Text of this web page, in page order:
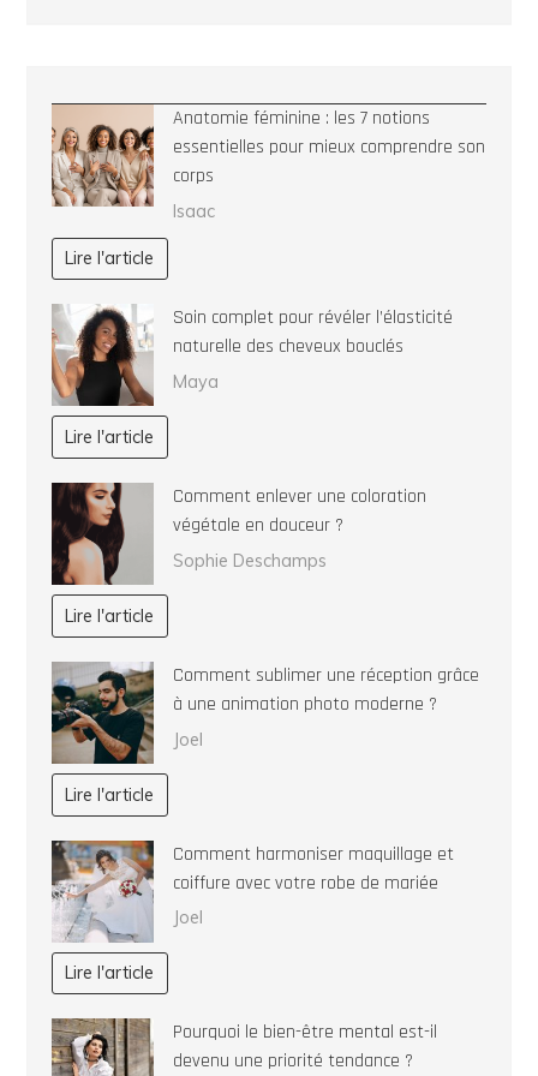
Anatomie féminine : les 7 notions
essentielles pour mieux comprendre son
corps
Isaac
Lire l'article
Soin complet pour révéler l’élasticité
naturelle des cheveux bouclés
Maya
Lire l'article
Comment enlever une coloration
végétale en douceur ?
Sophie Deschamps
Lire l'article
Comment sublimer une réception grâce
à une animation photo moderne ?
Joel
Lire l'article
Comment harmoniser maquillage et
coiffure avec votre robe de mariée
Joel
Lire l'article
Pourquoi le bien-être mental est-il
devenu une priorité tendance ?